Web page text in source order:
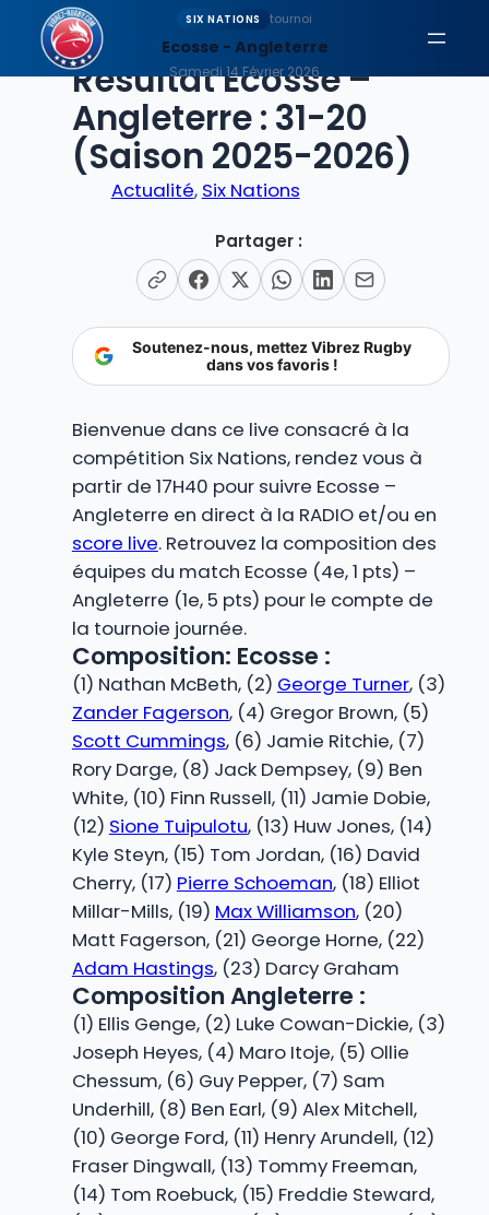
contenu
EN DIRECT
Résultat Ecosse –
Angleterre : 31-20
(Saison 2025-2026)
Actualité, Six Nations
Partager :
Soutenez-nous, mettez Vibrez Rugby
dans vos favoris !
Bienvenue dans ce live consacré à la
compétition Six Nations, rendez vous à
partir de 17H40 pour suivre Ecosse –
Angleterre en direct à la RADIO et/ou en
score live. Retrouvez la composition des
équipes du match Ecosse (4e, 1 pts) –
Angleterre (1e, 5 pts) pour le compte de
la tournoie journée.
Composition: Ecosse :
(1) Nathan McBeth, (2) George Turner, (3)
Zander Fagerson, (4) Gregor Brown, (5)
Scott Cummings, (6) Jamie Ritchie, (7)
Rory Darge, (8) Jack Dempsey, (9) Ben
White, (10) Finn Russell, (11) Jamie Dobie,
(12) Sione Tuipulotu, (13) Huw Jones, (14)
Kyle Steyn, (15) Tom Jordan, (16) David
Cherry, (17) Pierre Schoeman, (18) Elliot
Millar-Mills, (19) Max Williamson, (20)
Matt Fagerson, (21) George Horne, (22)
Adam Hastings, (23) Darcy Graham
Composition Angleterre :
(1) Ellis Genge, (2) Luke Cowan-Dickie, (3)
Joseph Heyes, (4) Maro Itoje, (5) Ollie
Chessum, (6) Guy Pepper, (7) Sam
Underhill, (8) Ben Earl, (9) Alex Mitchell,
(10) George Ford, (11) Henry Arundell, (12)
Fraser Dingwall, (13) Tommy Freeman,
(14) Tom Roebuck, (15) Freddie Steward,
SIX NATIONS tournoi
Ecosse - Angleterre
Samedi 14 Février 2026